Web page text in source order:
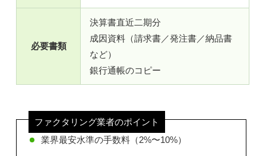
必要書類
決算書直近二期分
成因資料（請求書／発注書／納品書
など）
銀行通帳のコピー
ファクタリング業者のポイント
業界最安水準の手数料（2%〜10%）